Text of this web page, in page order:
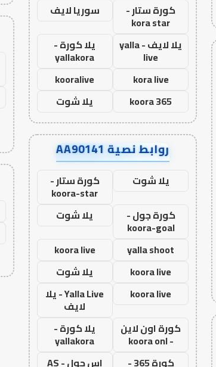
كورة ستار -
kora star
سوريا لايف
يلا لايف - yalla
live
يلا كورة -
yallakora
kora live
kooralive
koora 365
يلا شوت
روابط نصية AA90141
يلا شوت كورة ستار -
koora-star
كورة جول -
koora-goal
يلا شوت
yalla shoot
koora live
koora live
يلا شوت
koora live
Yalla Live - يلا
لايف
كورة اون لاين
- koora onl
يلا كورة -
yallakora
كورة 365 -
اس جول - AS